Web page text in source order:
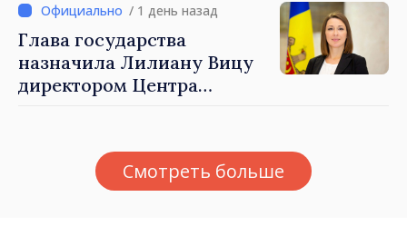
стимулирующих выплат
свыше 28 миллионов леев
от правительства
/ 1 день назад
Глава государства
назначила Лилиану Вицу
директором Центра
противодействия
дезинформацииСмотреть больше